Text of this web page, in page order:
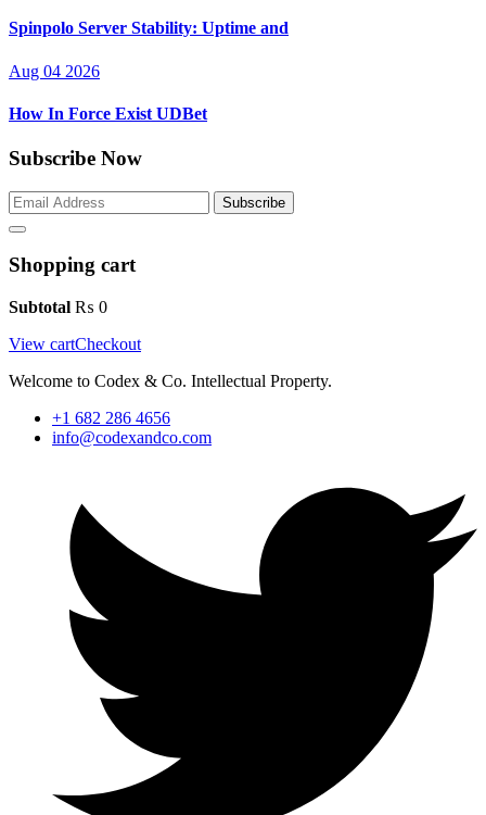
Spinpolo Server Stability: Uptime and
Aug 04 2026
How In Force Exist UDBet
Subscribe Now
Subscribe
Shopping cart
Subtotal ₨ 0
View cartCheckout
Welcome to Codex & Co. Intellectual Property.
+1 682 286 4656
info@codexandco.com